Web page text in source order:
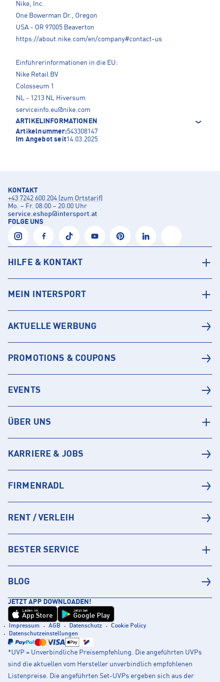
Nike, Inc.
One Bowerman Dr., Oregon
USA - OR 97005 Beaverton
https://about.nike.com/en/company#contact-us
Einführerinformationen in die EU:
Nike Retail BV
Colosseum 1
NL - 1213 NL Hiversum
serviceinfo.eu@nike.com
ARTIKELINFORMATIONEN
Artikelnummer:543308147
Im Angebot seit14.03.2025
KONTAKT
+43 7242 600 204 (zum Ortstarif)
Mo. – Fr. 08:00 – 20:00 Uhr
service.eshop@intersport.at
FOLGE UNS
HILFE & KONTAKT
MEIN INTERSPORT
AKTUELLE WERBUNG
PROMOTIONS & COUPONS
EVENTS
ÜBER UNS
KARRIERE & JOBS
FIRMENRADL
RENT / VERLEIH
BESTER SERVICE
BLOG
JETZT APP DOWNLOADEN!
Laden im
App Store
Jetzt bei
Google Play
Impressum AGB Datenschutz
Cookie Policy
Datenschutzeinstellungen
*UVP = Unverbindliche Preisempfehlung. Die angeführten UVPs
sind die aktuellen vom Hersteller unverbindlich empfohlenen
Listenpreise. Die angeführten Set-UVPs ergeben sich aus der